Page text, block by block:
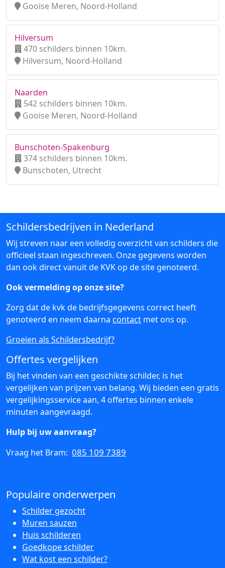
Gooise Meren, Noord-Holland
Hilversum
470 schilders binnen 10km.
Hilversum, Noord-Holland
Naarden
542 schilders binnen 10km.
Gooise Meren, Noord-Holland
Bunschoten-Spakenburg
374 schilders binnen 10km.
Bunschoten, Utrecht
Schildersbedrijven in Nederland
Wij streven naar een volledig overzicht van schilders die
officieel staan ingeschreven. Onze gegevens worden
dan ook direct vanuit de KVK op de site genoteerd.
Ook vermelding op onze site?
Zorg dat de kvk de bedrijfsgegevens correct heeft
genoteerd en neem daarna contact met ons op.
Groeien als Schildersbedrijf?
Offertes vergelijken
Bij het vinden van een geschikte schilder, is het
vergelijken van prijzen van belang. Wij bieden een gratis
vergelijkingsservice aan, 4 offertes binnen enkele
minuten aangevraagd.
Hulp bij uw aanvraag?
Vraag het Bram: 085 109 7389
Populaire onderwerpen
Schilder gezocht
Muren sauzen
Huis schilderen
Goedkope schilder
Wat kost een schilder?